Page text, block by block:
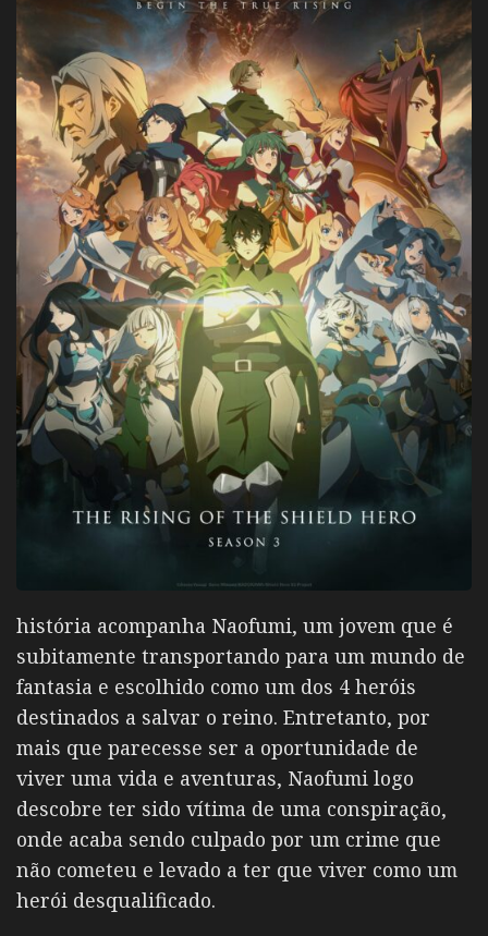
história acompanha Naofumi, um jovem que é
subitamente transportando para um mundo de
fantasia e escolhido como um dos 4 heróis
destinados a salvar o reino. Entretanto, por
mais que parecesse ser a oportunidade de
viver uma vida e aventuras, Naofumi logo
descobre ter sido vítima de uma conspiração,
onde acaba sendo culpado por um crime que
não cometeu e levado a ter que viver como um
herói desqualificado.